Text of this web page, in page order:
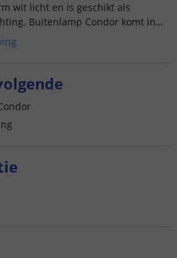
wit licht en is geschikt als
Buitenlamp Condor komt in